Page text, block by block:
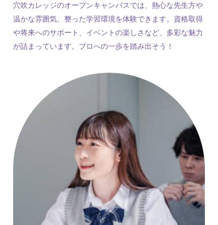
穴吹カレッジのオープンキャンパスでは、熱心な先生方や
温かな雰囲気、整った学習環境を体験できます。資格取得
や将来へのサポート、イベントの楽しさなど、多彩な魅力
が詰まっています。プロへの一歩を踏み出そう！